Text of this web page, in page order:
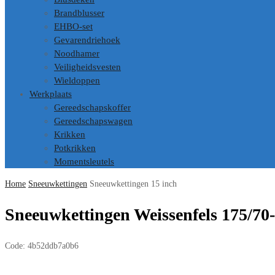
Brandblusser
EHBO-set
Gevarendriehoek
Noodhamer
Veiligheidsvesten
Wieldoppen
Werkplaats
Gereedschapskoffer
Gereedschapswagen
Krikken
Potkrikken
Momentsleutels
Home Sneeuwkettingen Sneeuwkettingen 15 inch
Sneeuwkettingen Weissenfels 175/
Code: 4b52ddb7a0b6